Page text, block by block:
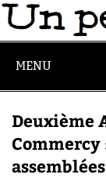
MENU
Deuxième
Commercy